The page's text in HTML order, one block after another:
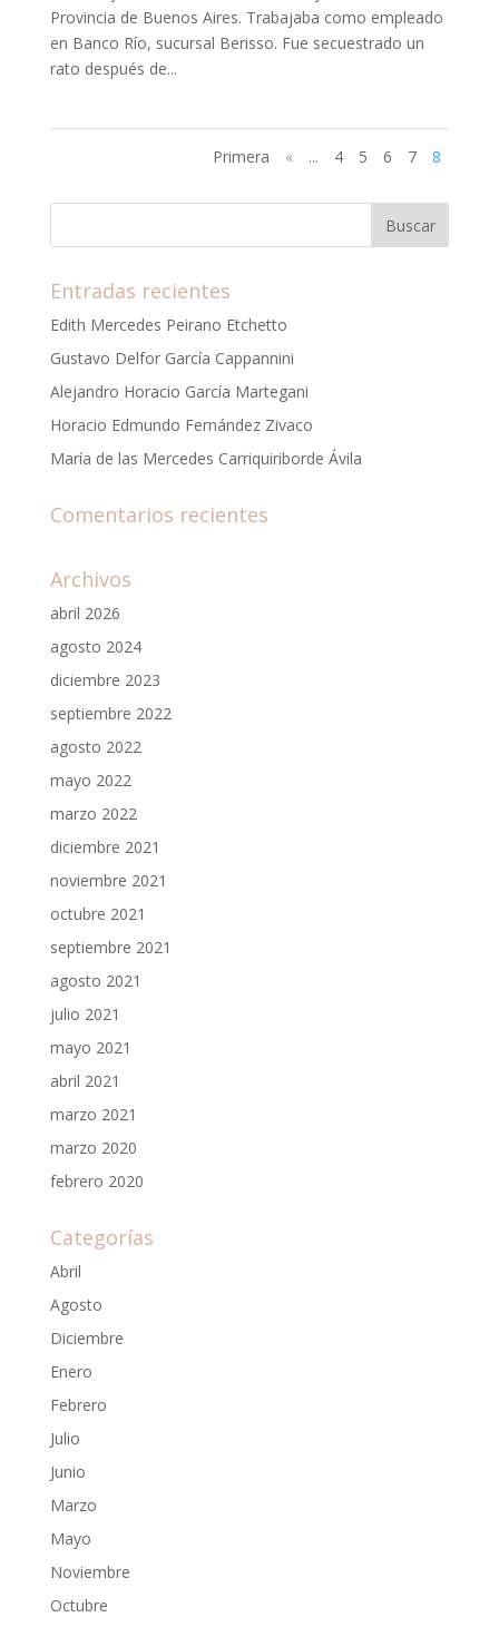
Provincia de Buenos Aires. Trabajaba como empleado
en Banco Río, sucursal Berisso. Fue secuestrado un
rato después de...
Primera « ... 4 5 6 7 8
Entradas recientes
Edith Mercedes Peirano Etchetto
Gustavo Delfor García Cappannini
Alejandro Horacio García Martegani
Horacio Edmundo Fernández Zivaco
María de las Mercedes Carriquiriborde Ávila
Comentarios recientes
Archivos
abril 2026
agosto 2024
diciembre 2023
septiembre 2022
agosto 2022
mayo 2022
marzo 2022
diciembre 2021
noviembre 2021
octubre 2021
septiembre 2021
agosto 2021
julio 2021
mayo 2021
abril 2021
marzo 2021
marzo 2020
febrero 2020
Categorías
Abril
Agosto
Diciembre
Enero
Febrero
Julio
Junio
Marzo
Mayo
Noviembre
Octubre